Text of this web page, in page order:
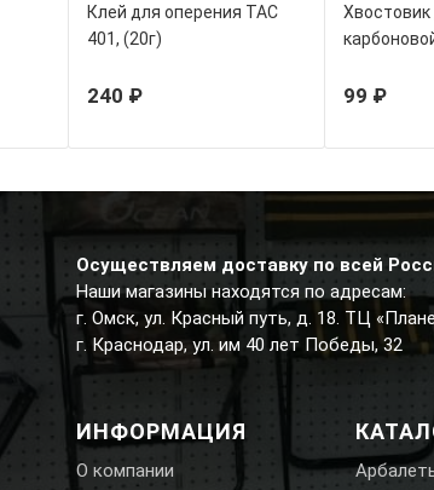
Клей для оперения TAC
401, (20г)
240 ₽
Хвостовик
99 ₽
Осуществляем доставку по всей
Наши магазины находятся по адресам:
г. Омск, ул. Красный путь, д. 18. ТЦ
г. Краснодар, ул. им 40 лет Победы, 32
ИНФОРМАЦИЯ
О компании